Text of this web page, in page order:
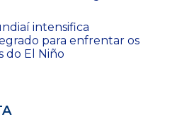
intensifica
para enfrentar os
do El Niño